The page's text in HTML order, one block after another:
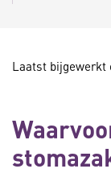
Laatst bijgewerkt